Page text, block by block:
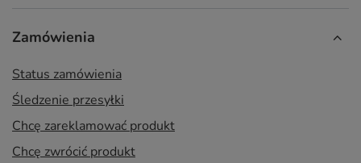
Zamówienia
Status zamówienia
Śledzenie przesyłki
Chcę zareklamować produkt
Chcę zwrócić produkt